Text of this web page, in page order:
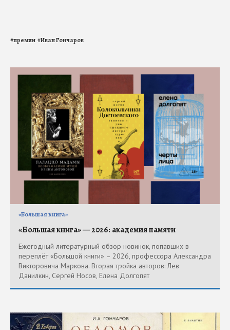
#премии #Иван Гончаров
«Большая книга»
«Большая книга» — 2026: академия памяти
Ежегодный литературный обзор новинок, попавших в
переплёт «Большой книги» – 2026, профессора Александра
Викторовича Маркова. Вторая тройка авторов: Лев
Данилкин, Сергей Носов, Елена Долгопят